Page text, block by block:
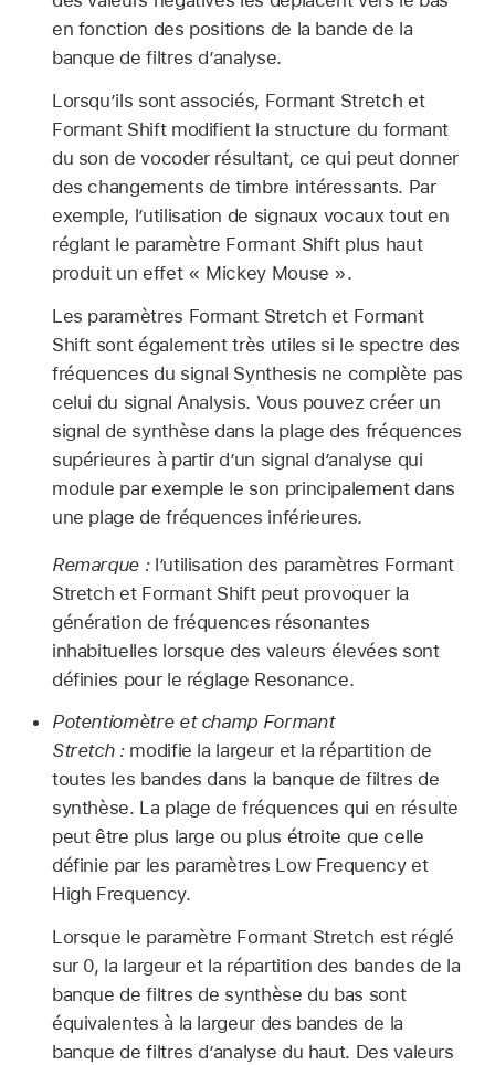
en fonction des positions de la bande de la
banque de filtres d’analyse.
Lorsqu’ils sont associés, Formant Stretch et
Formant Shift modifient la structure du formant
du son de vocoder résultant, ce qui peut donner
des changements de timbre intéressants. Par
exemple, l’utilisation de signaux vocaux tout en
réglant le paramètre Formant Shift plus haut
produit un effet « Mickey Mouse ».
Les paramètres Formant Stretch et Formant
Shift sont également très utiles si le spectre des
fréquences du signal Synthesis ne complète pas
celui du signal Analysis. Vous pouvez créer un
signal de synthèse dans la plage des fréquences
supérieures à partir d’un signal d’analyse qui
module par exemple le son principalement dans
une plage de fréquences inférieures.
Remarque : l’utilisation des paramètres Formant
Stretch et Formant Shift peut provoquer la
génération de fréquences résonantes
inhabituelles lorsque des valeurs élevées sont
définies pour le réglage Resonance.
Potentiomètre et champ Formant
Stretch :modifie la largeur et la répartition de
toutes les bandes dans la banque de filtres de
synthèse. La plage de fréquences qui en résulte
peut être plus large ou plus étroite que celle
définie par les paramètres Low Frequency et
High Frequency.
Lorsque le paramètre Formant Stretch est réglé
sur 0, la largeur et la répartition des bandes de la
banque de filtres de synthèse du bas sont
équivalentes à la largeur des bandes de la
banque de filtres d’analyse du haut. Des valeurs